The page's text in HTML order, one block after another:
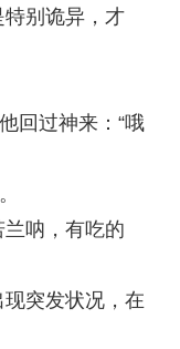
别诡异，才
回过神来：“哦
呐，有吃的
突发状况，在